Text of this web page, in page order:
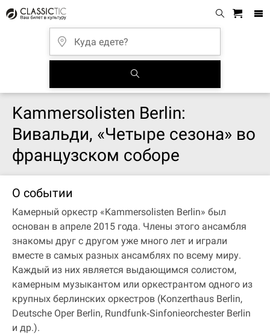
Kammersolisten Berlin:
Вивальди, «Четыре сезона» во
французском соборе
О событии
Камерный оркестр «Kammersolisten Berlin» был
основан в апреле 2015 года. Члены этого ансамбля
знакомы друг с другом уже много лет и играли
вместе в самых разных ансамблях по всему миру.
Каждый из них является выдающимся солистом,
камерным музыкантом или оркестрантом одного из
крупных берлинских оркестров (Konzerthaus Berlin,
Deutsche Oper Berlin, Rundfunk‐Sinfonieorchester Berlin
и др.).